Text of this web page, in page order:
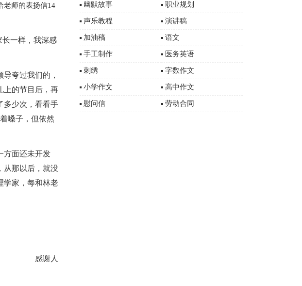
一样，我深感
夸过我们的，
上的节目后，再
多少次，看看手
嗓子，但依然
方面还未开发
从那以后，就没
学家，每和林老
感谢人
老师的表扬信14 幽默故事 职业规划
声乐教程 演讲稿
加油稿 语文
手工制作 医务英语
刺绣 字数作文
小学作文 高中作文
慰问信 劳动合同